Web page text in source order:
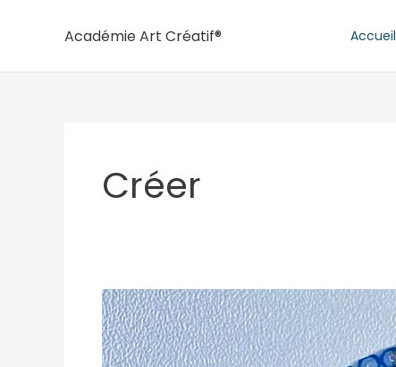
Académie Art Créatif® Accueil
Créer
Une
pause
créative